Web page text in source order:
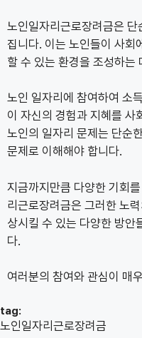
노인일자리근로장려금은
집니다. 이는 노인들이 사회
할 수 있는 환경을 조성하는
노인 일자리에 참여하여 소
이 자신의 경험과 지혜를 사
노인의 일자리 문제는 단순
문제로 이해해야 합니다.
지금까지만큼 다양한 기회
리근로장려금은 그러한 노
상시킬 수 있는 다양한 방안
다.
여러분의 참여와 관심이 매
tag:
노인일자리근로장려금